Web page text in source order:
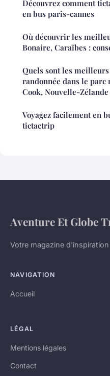
Découvrez comment
en bus paris-cannes
Où découvrir les
Bonaire, Caraïbes :
Quels sont les
randonnée dans le
Cook, Nouvelle-
Voyagez facilement en
tictactrip
Aventure Et Globe
Votre magazine
NAVIGATION
Accueil
LÉGAL
Mentions légales
Contact